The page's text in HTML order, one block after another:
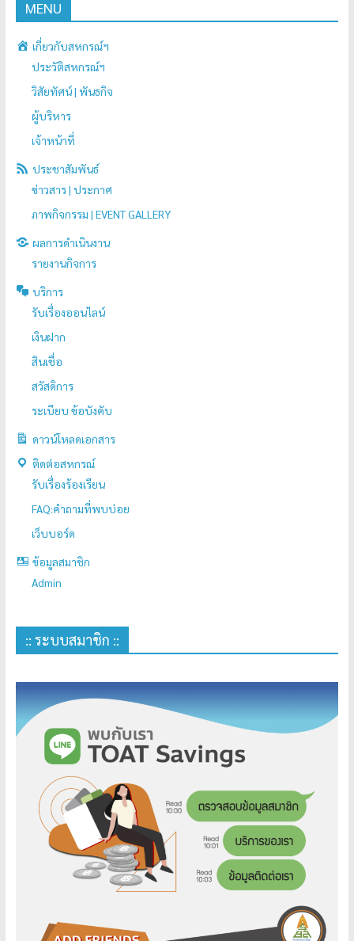
MENU
เกี่ยวกับสหกรณ์ฯ
ประวัติสหกรณ์ฯ
วิสัยทัศน์ | พันธกิจ
ผู้บริหาร
เจ้าหน้าที่
ประชาสัมพันธ์
ข่าวสาร | ประกาศ
ภาพกิจกรรม | EVENT GALLERY
ผลการดำเนินงาน
รายงานกิจการ
บริการ
รับเรื่องออนไลน์
เงินฝาก
สินเชื่อ
สวัสดิการ
ระเบียบ ข้อบังคับ
ดาวน์โหลดเอกสาร
ติดต่อสหกรณ์
รับเรื่องร้องเรียน
FAQ:คำถามที่พบบ่อย
เว็บบอร์ด
ข้อมูลสมาชิก
Admin
:: ระบบสมาชิก ::